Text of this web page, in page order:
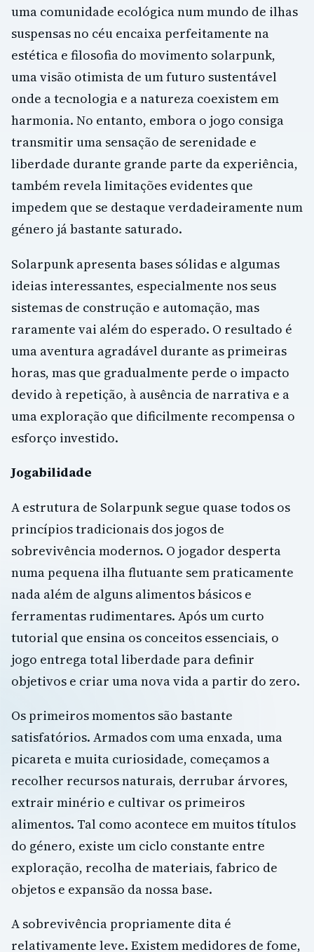
uma comunidade ecológica num mundo de ilhas
suspensas no céu encaixa perfeitamente na
estética e filosofia do movimento solarpunk,
uma visão otimista de um futuro sustentável
onde a tecnologia e a natureza coexistem em
harmonia. No entanto, embora o jogo consiga
transmitir uma sensação de serenidade e
liberdade durante grande parte da experiência,
também revela limitações evidentes que
impedem que se destaque verdadeiramente num
género já bastante saturado.
Solarpunk apresenta bases sólidas e algumas
ideias interessantes, especialmente nos seus
sistemas de construção e automação, mas
raramente vai além do esperado. O resultado é
uma aventura agradável durante as primeiras
horas, mas que gradualmente perde o impacto
devido à repetição, à ausência de narrativa e a
uma exploração que dificilmente recompensa o
esforço investido.
Jogabilidade
A estrutura de Solarpunk segue quase todos os
princípios tradicionais dos jogos de
sobrevivência modernos. O jogador desperta
numa pequena ilha flutuante sem praticamente
nada além de alguns alimentos básicos e
ferramentas rudimentares. Após um curto
tutorial que ensina os conceitos essenciais, o
jogo entrega total liberdade para definir
objetivos e criar uma nova vida a partir do zero.
Os primeiros momentos são bastante
satisfatórios. Armados com uma enxada, uma
picareta e muita curiosidade, começamos a
recolher recursos naturais, derrubar árvores,
extrair minério e cultivar os primeiros
alimentos. Tal como acontece em muitos títulos
do género, existe um ciclo constante entre
exploração, recolha de materiais, fabrico de
objetos e expansão da nossa base.
A sobrevivência propriamente dita é
relativamente leve. Existem medidores de fome,